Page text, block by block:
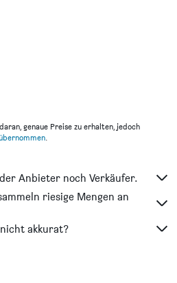
genaue Preise zu erhalten, jedoch
.
Anbieter noch Verkäufer.
riesige Mengen an
akkurat?